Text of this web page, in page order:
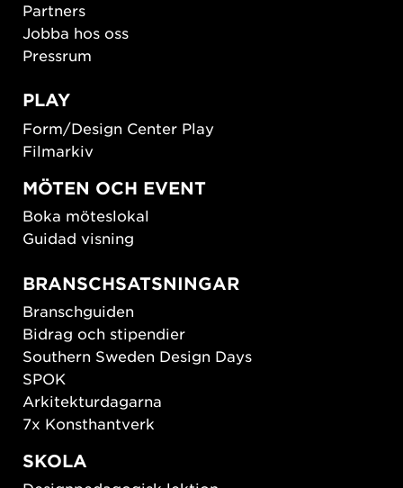
Partners
Jobba hos oss
Pressrum
PLAY
Form/Design Center Play
Filmarkiv
MÖTEN OCH EVENT
Boka möteslokal
Guidad visning
BRANSCHSATSNINGAR
Branschguiden
Bidrag och stipendier
Southern Sweden Design Days
SPOK
Arkitekturdagarna
7x Konsthantverk
SKOLA